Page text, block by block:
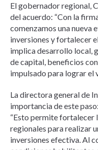
El gobernador regional,
del acuerdo: “Con la
comenzamos una nueva
inversiones y fortalecer
implica desarrollo local,
de capital, beneficios
impulsado para lograr el
La directora general de
importancia de este paso:
“Esto permite fortalecer
regionales para realizar
inversiones efectiva. Al